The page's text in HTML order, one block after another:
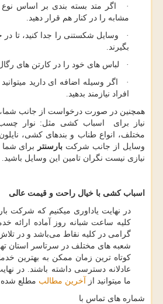
· اگر متد بسته بندی بر اساس نوع
مشابه را در کنار هم قرار دهید.
· وسایل شکستنی را جدا کنید، تا
بگیرند.
· لباس های خود را در کارتن های
· اگر وسیله اضافه ای دارید میتوانید
افراد نیازمند بدهید.
همچنین در صورت درخواست از جانب شما،
نیاز برای اسباب کشی مثل: نوار چسب،
مختلف، انواع طناب و بندهای کشی،
وسایل از جانب شرکت بارسنتر
برای
نیازی نیست نگران تامین این وسایل باشید.
اسباب کشی با خیال راحت و قیمت عالی
در نهایت یاداوری میکنیم که شرکت
کلیه ساعت شبانه روز آماده ارائه
گرامی در کلیه نقاط می‌باشد و در
شعبه های مختلف در سرتاسر استان
کوتاه ترین زمان ممکن به بهترین
عادلانه دسترسی داشته باشند. در
ما میتوانید از
آخرین مطالب مطلع شده
شماره های تماس با